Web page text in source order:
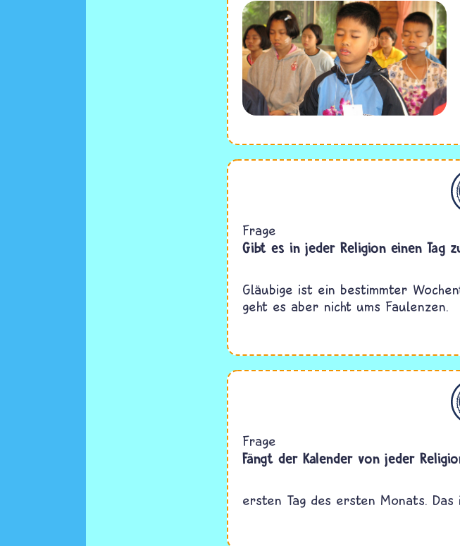
Frage
Gibt es in jeder Religion einen Tag
Gläubige ist ein bestimmter
geht es aber nicht ums Faulenzen.
Frage
Fängt der Kalender von jeder
ersten Tag des ersten Monats.